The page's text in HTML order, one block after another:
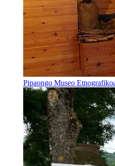
Pipaongo Museo